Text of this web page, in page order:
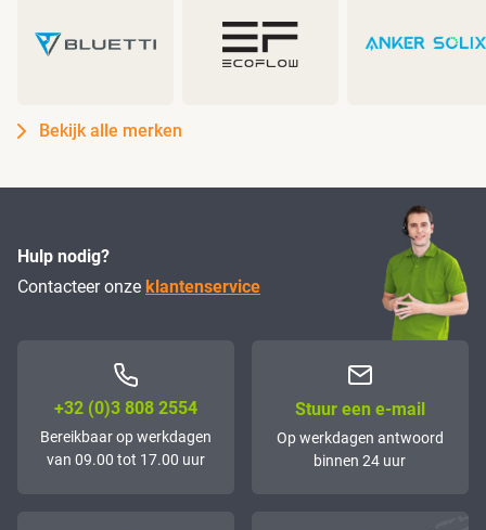
Bekijk alle merken
Hulp nodig?
Contacteer onze klantenservice
+32 (0)3 808 2554
Bereikbaar op werkdagen
van 09.00 tot 17.00 uur
Stuur een e-mail
Op werkdagen antwoord
binnen 24 uur